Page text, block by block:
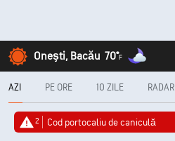
Oneşti, Bacău 70°F
AZI PE ORE 10 ZILE RADAR
2 Cod portocaliu de caniculă